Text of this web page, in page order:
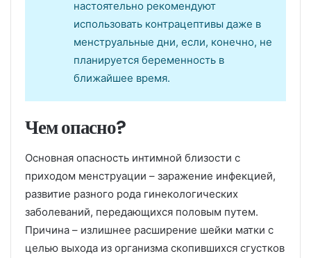
настоятельно рекомендуют
использовать контрацептивы даже в
менструальные дни, если, конечно, не
планируется беременность в
ближайшее время.
Чем опасно?
Основная опасность интимной близости с
приходом менструации – заражение инфекцией,
развитие разного рода гинекологических
заболеваний, передающихся половым путем.
Причина – излишнее расширение шейки матки с
целью выхода из организма скопившихся сгустков